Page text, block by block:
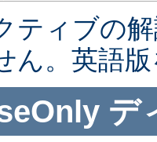
ティブの
ん。英語
デ